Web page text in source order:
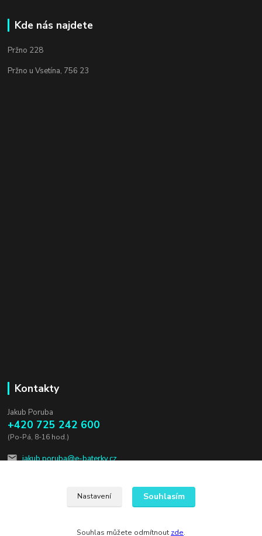
Kde nás najdete
Pržno 228
Pržno u Vsetína, 756 23
Kontakty
Jakub Poruba
+420 725 242 600
(Po-Pá, 8-16 hod.)
jakub.poruba@e-baterky.cz
Nastavení Souhlasím
Souhlas můžete odmítnout zde.